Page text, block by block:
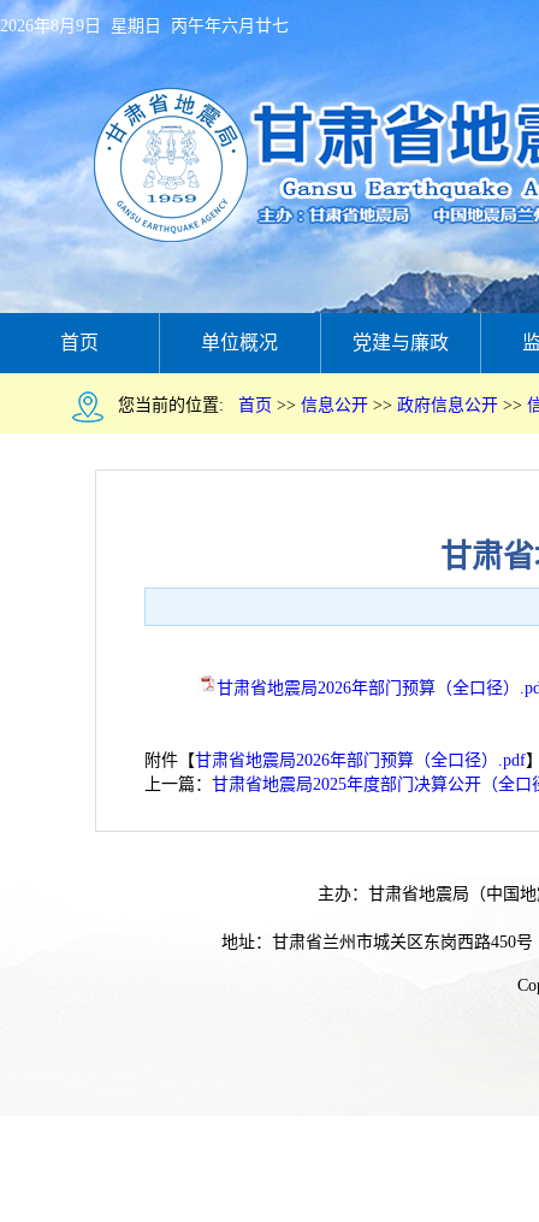
2026年8月9日 星期日 丙午年六月廿七
首页 单位概况 党建与廉政
您当前的位置: 首页 >> 信息公开 >> 政府信息公开 >>
甘肃
甘肃省地震局2026年部门预算（全口径）
附件【甘肃省地震局2026年部门预算（全口径）.pdf
上一篇： 甘肃省地震局2025年度部门决算公开（全口
主办：甘肃省地震局（中国
地址：甘肃省兰州市城关区东岗西路450号